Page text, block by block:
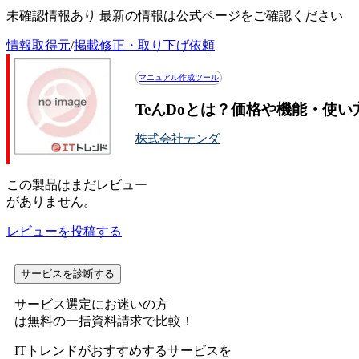
未確認情報あり 最新の情報は公式ページをご確認ください
情報取得元/掲載修正・取り下げ依頼
マニュアル作成ツール
TeんDoとは？価格や機能・使い
株式会社テンダ
この製品はまだレビュー
がありません。
レビューを投稿する
サービスを診断する
サービス選定にお迷いの方
は無料の一括資料請求で比較！
ITトレンドがおすすめするサービスを